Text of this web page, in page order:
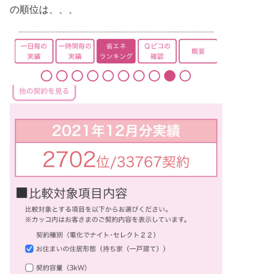
の順位は、、、